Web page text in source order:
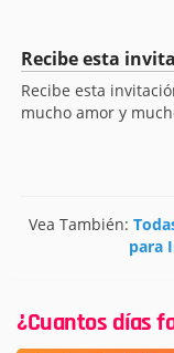
Recibe esta
Recibe esta
mucho amor y
Vea También:
para
¿Cuantos días